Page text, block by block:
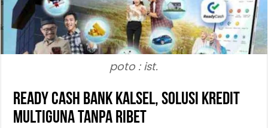
poto : ist.
Ready Cash Bank Kalsel, Solusi Kredit
Multiguna Tanpa Ribet